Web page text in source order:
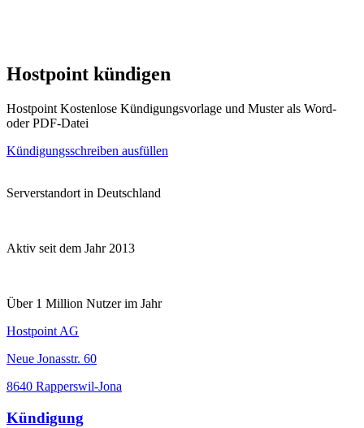
Hostpoint kündigen
Hostpoint Kostenlose Kündigungsvorlage und Muster als Word-
oder PDF-Datei
Kündigungsschreiben ausfüllen
Serverstandort in Deutschland
Aktiv seit dem Jahr 2013
Über 1 Million Nutzer im Jahr
Hostpoint AG
Neue Jonasstr. 60
8640 Rapperswil-Jona
Kündigung